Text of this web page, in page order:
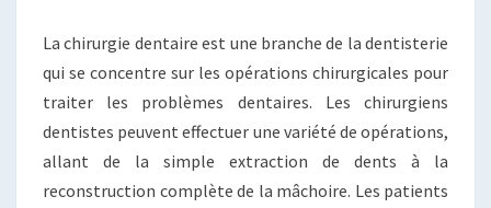
La chirurgie dentaire est une branche de la dentisterie
qui se concentre sur les opérations chirurgicales pour
traiter les problèmes dentaires. Les chirurgiens
dentistes peuvent effectuer une variété de opérations,
allant de la simple extraction de dents à la
reconstruction complète de la mâchoire. Les patients